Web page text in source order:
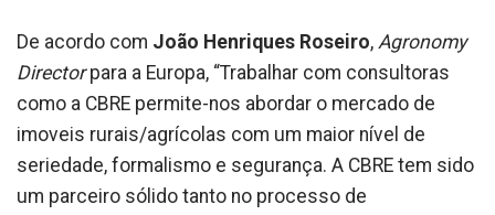
De acordo com João Henriques Roseiro, Agronomy
Directorpara a Europa, “Trabalhar com consultoras
como a CBRE permite-nos abordar o mercado de
imoveis rurais/agrícolas com um maior nível de
seriedade, formalismo e segurança. A CBRE tem sido
um parceiro sólido tanto no processo de